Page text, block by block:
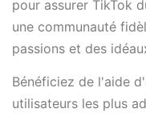
pour assurer TikTok
une communauté
passions et des
Bénéficiez de l'aide
utilisateurs les plus